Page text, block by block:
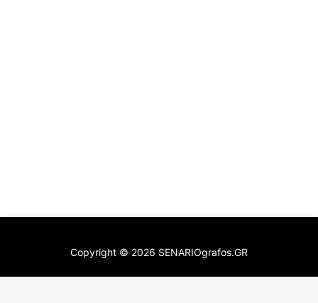
Copyright © 2026 SENARIOgrafos.GR